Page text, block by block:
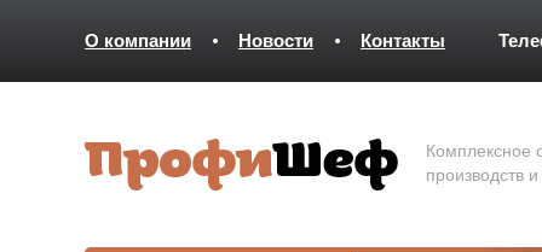
О компании Новости Контакты
Комплексное
производств